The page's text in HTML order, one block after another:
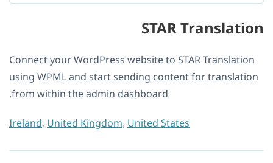
STAR Translation
Connect your WordPress website to STAR Translation
using WPML and start sending content for translation
from within the admin dashboard.
Ireland,United Kingdom,United States